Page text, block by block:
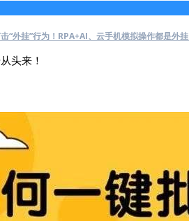
“外挂”行为！RPA+AI、云手机模拟操作都是外挂
头来！